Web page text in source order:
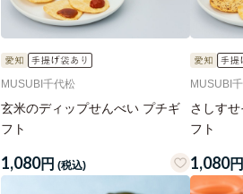
MUSUBI千代松
玄米のディップせんべい プチギ
フト
1,080円 (税込)
MUSUBI
さしす
フト
1,080円